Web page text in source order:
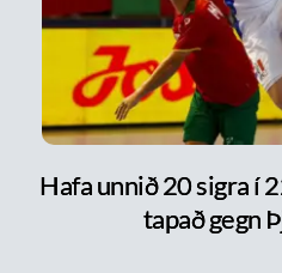
Hafa unnið 20 sigra í
tapað gegn